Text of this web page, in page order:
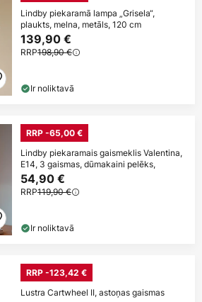
Lindby piekaramā lampa „Grisela“,
plaukts, melna, metāls, 120 cm
139,90 €
RRP198,90 €
Ir noliktavā
RRP -65,00 €
Lindby piekaramais gaismeklis Valentina,
E14, 3 gaismas, dūmakaini pelēks,
54,90 €
RRP119,90 €
Ir noliktavā
RRP -123,42 €
Lustra Cartwheel II, astoņas gaismas